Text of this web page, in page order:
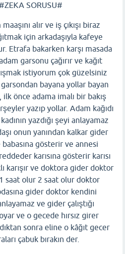
alır ve iş çıkışı biraz
için arkadaşıyla kafeye
Etrafa bakarken karşı masada
garsonu çağırır ve kağıt
istiyorum çok güzelsiniz
bayana yollar bayan
ilk önce adama imalı bir bakış
yazıp yollar. Adam kağıdı
yazdığı şeyi anlayamaz
onun yanından kalkar gider
gösterir ve annesi
karısına gösterir karısı
karışır ve doktora gider doktor
saat olur 2 saat olur doktor
gider doktor kendini
ve gider çalıştığı
ve o gecede hırsız girer
sonra eline o kâğıt gecer
çabuk bırakın der.